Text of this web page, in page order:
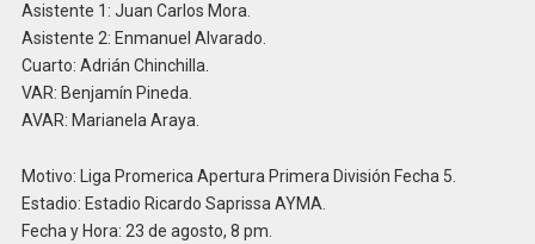
Asistente 1: Juan Carlos Mora.
Asistente 2: Enmanuel Alvarado.
Cuarto: Adrián Chinchilla.
VAR: Benjamín Pineda.
AVAR: Marianela Araya.
Motivo: Liga Promerica Apertura Primera División Fecha 5.
Estadio: Estadio Ricardo Saprissa AYMA.
Fecha y Hora: 23 de agosto, 8 pm.